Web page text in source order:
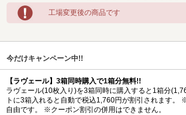
工場変更後の商品です
今だけキャンペーン中!!
【ラヴェール】3箱同時購入で1箱分無料!!
ラヴェール(10枚入り)を3箱同時に購入すると1箱分
トに3箱入れると自動で税込1,760円が割引されます。
自由です。 ※クーポン割引の併用はできません。